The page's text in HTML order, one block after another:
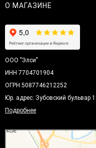
О МАГАЗИНЕ
ООО "Элси"
ИНН 7704701904
ОГРН 5087746212252
Юр. адрес: Зубовский бульвар
Подробнее